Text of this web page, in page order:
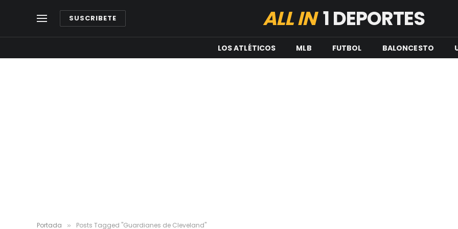
SUSCRIBETE ALL IN1 DEPORTES
LOS ATLÉTICOS MLB FUTBOL BALONCESTO
Portada » Posts Tagged "Guardianes de Cleveland"